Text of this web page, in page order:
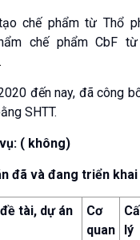
chế phẩm từ Thổ
chế phẩm CbF
.
đến nay, đã công
SHTT.
( không)
đã và đang triển khai
tài, dự án
Cơ
quan
lý